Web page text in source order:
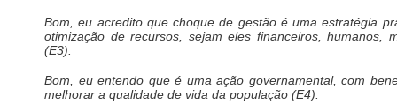
Bom, eu acredito que choque de gestão é uma estratégia
otimização de recursos, sejam eles financeiros, humanos,
(E3).
Bom, eu entendo que é uma ação governamental, com
melhorar a qualidade de vida da população (E4).